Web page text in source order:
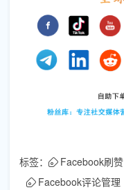
标签： Facebook刷赞
Facebook评论管理